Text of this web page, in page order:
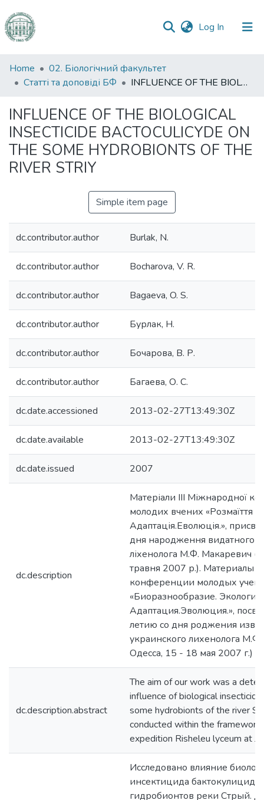
Log In (current)
Communities
&
All of DSpace
Statistics
Home
02. Біологічний факультет
Статті та доповіді БФ
INFLUENCE OF THE BIOLOGICAL INSECTICIDE BACTOCULICYDE ON THE SOME HYDROBIONTS OF THE RIVER STRIY
INFLUENCE OF THE BIOLOGICAL
INSECTICIDE BACTOCULICYDE ON
THE SOME HYDROBIONTS OF THE
RIVER STRIY
Simple item page
dc.contributor.author Burlak, N.
dc.contributor.author Bocharova, V. R.
dc.contributor.author Bagaeva, O. S.
dc.contributor.author Бурлак, Н.
dc.contributor.author Бочарова, В. Р.
dc.contributor.author Багаева, О. С.
dc.date.accessioned 2013-02-27T13:49:30Z
dc.date.available 2013-02-27T13:49:30Z
dc.date.issued 2007
dc.description
Матеріали IІI Міжнародної
молодих вчених «Розмаїття
Адаптація.Еволюція.»,
дня народження видатного
ліхенолога М.Ф. Макаревич
травня 2007 р.). Материалы
конференции молодых
«Биоразнообразие. Экология.
Адаптация.Эволюция.»,
летию со дня роджения
украинского лихенолога
Одесса, 15 - 18 мая 2007 г.)
dc.description.abstract
The aim of our work was a
influence of biological
some hydrobionts of the river
conducted within the framework
expedition Risheleu lyceum at
Исследовано влияние
инсектицида
гидробионтов реки Стрый.